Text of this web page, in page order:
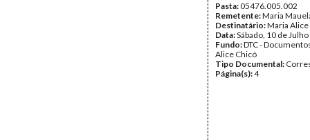
Pasta:05476.005.002
Remetente:Maria
Destinatário:Maria Alice
Data:Sábado, 10 de
Fundo:DTC -
Alice Chicó
Tipo Documental:
Página(s):4